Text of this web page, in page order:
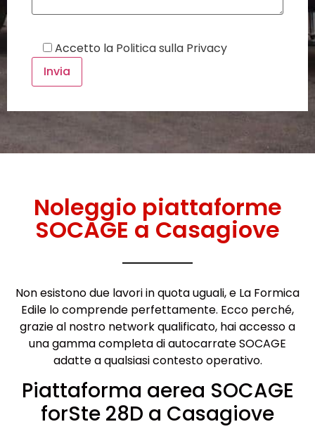
Accetto la Politica sulla Privacy
Noleggio piattaforme
SOCAGE a Casagiove
Non esistono due lavori in quota uguali, e La Formica
Edile lo comprende perfettamente. Ecco perché,
grazie al nostro network qualificato, hai accesso a
una gamma completa di autocarrate SOCAGE
adatte a qualsiasi contesto operativo.
Piattaforma aerea SOCAGE
forSte 28D a Casagiove